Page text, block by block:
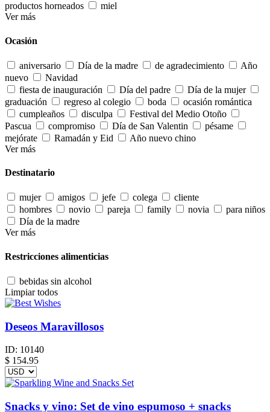
productos horneados
miel
Ver más
Ocasión
aniversario Día de la madre de agradecimiento
Año
nuevo
Navidad
fiesta de inauguración
Día del padre
Día de la mujer
graduación
regreso al colegio boda
ocasión romántica
cumpleaños
disculpa
Festival del Medio Otoño
Pascua
compromiso Día de San Valentin
pésame
mejórate
Ramadán y Eid
Año nuevo chino
Ver más
Destinatario
mujer amigos jefe colega
cliente
hombres
novio pareja family novia
para niños
Día de la madre
Ver más
Restricciones alimenticias
bebidas sin alcohol
Limpiar todos
Deseos Maravillosos
ID: 10140
$ 154.95
Snacks y vino: Set de vino espumoso + snacks